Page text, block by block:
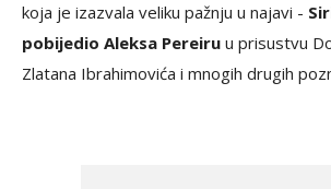
koja je izazvala veliku pažnju u najavi -
pobijedio Aleksa Pereiru u prisustvu
Zlatana Ibrahimovića i mnogih drugih